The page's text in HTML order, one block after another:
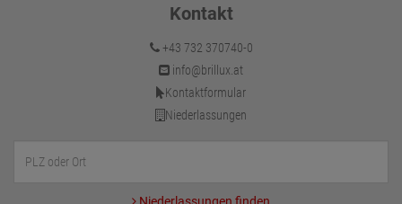
Kontakt
+43 732 370740-0
info@brillux.at
Kontaktformular
Niederlassungen